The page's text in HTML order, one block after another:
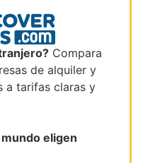
Compara
de alquiler y
a tarifas claras y
eligen